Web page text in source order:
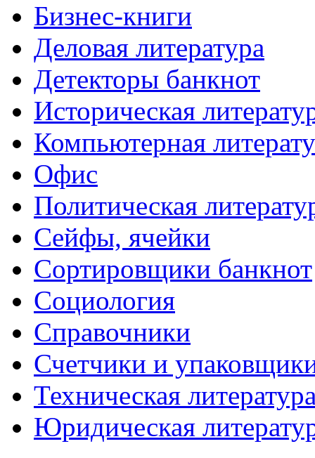
Бизнес-книги
Деловая литература
Детекторы банкнот
Историческая
Компьютерная
Офис
Политическая
Сейфы, ячейки
Сортировщики банкнот
Социология
Справочники
Счетчики и
Техническая
Юридическая